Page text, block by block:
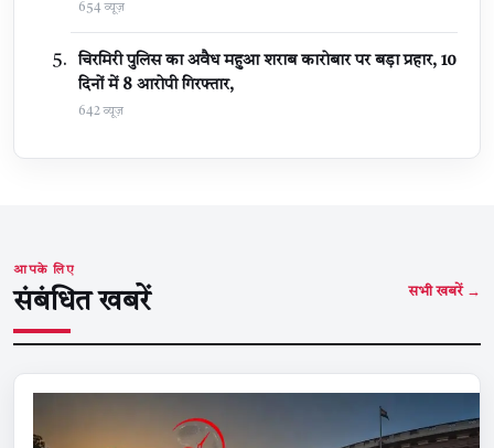
654 व्यूज़
चिरमिरी पुलिस का अवैध महुआ शराब कारोबार पर बड़ा प्रहार, 10
दिनों में 8 आरोपी गिरफ्तार,
642 व्यूज़
आपके लिए
संबंधित खबरें सभी खबरें →